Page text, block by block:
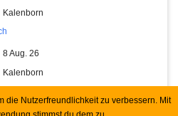
Kalenborn
8 Aug. 26
Kalenborn
die Nutzerfreundlichkeit zu verbessern. Mit